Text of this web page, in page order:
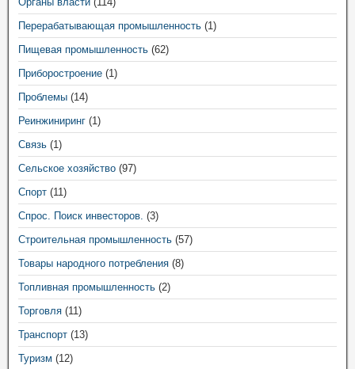
Перерабатывающая промышленность (1)
Пищевая промышленность (62)
Приборостроение (1)
Проблемы (14)
Реинжиниринг (1)
Связь (1)
Сельское хозяйство (97)
Спорт (11)
Спрос. Поиск инвесторов. (3)
Строительная промышленность (57)
Товары народного потребления (8)
Топливная промышленность (2)
Торговля (11)
Транспорт (13)
Туризм (12)